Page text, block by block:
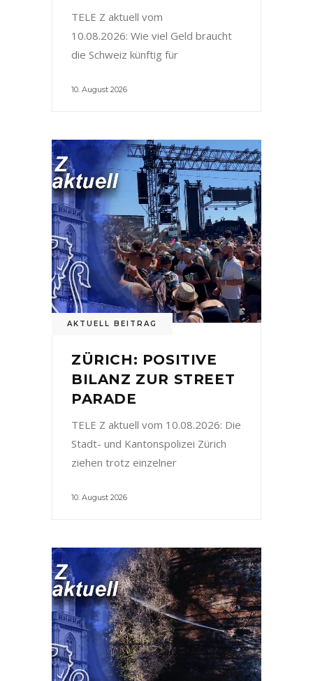
TELE Z aktuell vom
10.08.2026: Wie viel Geld braucht
die Schweiz künftig für
10. August 2026
AKTUELL BEITRAG
ZÜRICH: POSITIVE
BILANZ ZUR STREET
PARADE
TELE Z aktuell vom 10.08.2026: Die
Stadt- und Kantonspolizei Zürich
ziehen trotz einzelner
10. August 2026